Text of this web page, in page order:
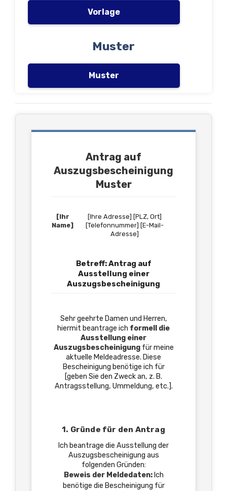
Vorlage
Muster
Muster
Antrag auf
Auszugsbescheinigung
Muster
[Ihr
Name]
[Ihre Adresse] [PLZ, Ort]
[Telefonnummer] [E-Mail-
Adresse]
Betreff: Antrag auf
Ausstellung einer
Auszugsbescheinigung
Sehr geehrte Damen und Herren,
hiermit beantrage ich formell die
Ausstellung einer
Auszugsbescheinigungfür meine
aktuelle Meldeadresse. Diese
Bescheinigung benötige ich für
[geben Sie den Zweck an, z. B.
Antragsstellung, Ummeldung, etc.].
1. Gründe für den Antrag
Ich beantrage die Ausstellung der
Auszugsbescheinigung aus
folgenden Gründen:
Beweis der Meldedaten:Ich
benötige die Bescheinigung für